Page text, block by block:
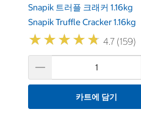
Snapik 트러플 크래커 1.16kg
Snapik Truffle Cracker 1.16kg
★★★★★
★★★★★ 4.7 (159)
카트에 담기